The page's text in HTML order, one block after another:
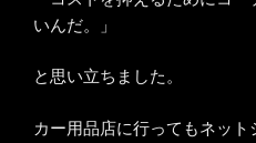
いんだ。」
と思い立ちました。
カー用品店に行ってもネッ